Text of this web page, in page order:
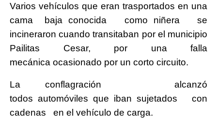
Varios vehículos que eran trasportados en una
cama baja conocida como niñera se
incineraron cuando transitaban por el municipio
Pailitas Cesar, por una falla
mecánica ocasionado por un corto circuito.
La conflagración alcanzó
todos automóviles que iban sujetados con
cadenas en el vehículo de carga.